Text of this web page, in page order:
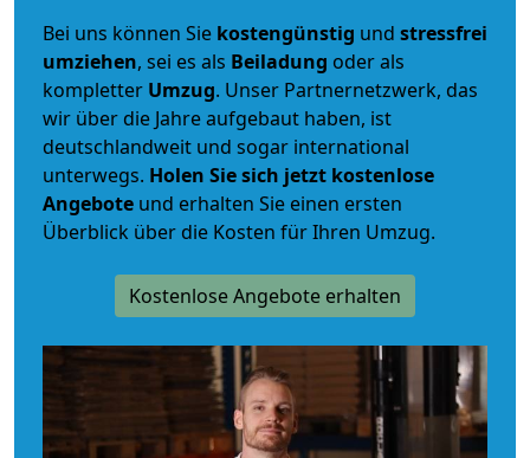
Bei uns können Sie kostengünstig und stressfrei
umziehen, sei es als Beiladung oder als
kompletter Umzug. Unser Partnernetzwerk, das
wir über die Jahre aufgebaut haben, ist
deutschlandweit und sogar international
unterwegs. Holen Sie sich jetzt kostenlose
Angebote und erhalten Sie einen ersten
Überblick über die Kosten für Ihren Umzug.
Kostenlose Angebote erhalten